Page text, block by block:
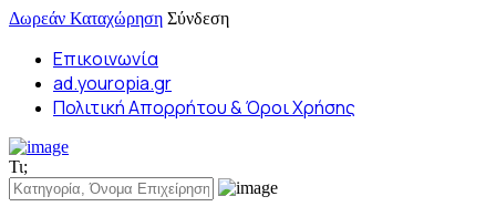
Δωρεάν Καταχώρηση Σύνδεση
Επικοινωνία
ad.youropia.gr
Πολιτική Απορρήτου & Όροι Χρήσης
Τι;